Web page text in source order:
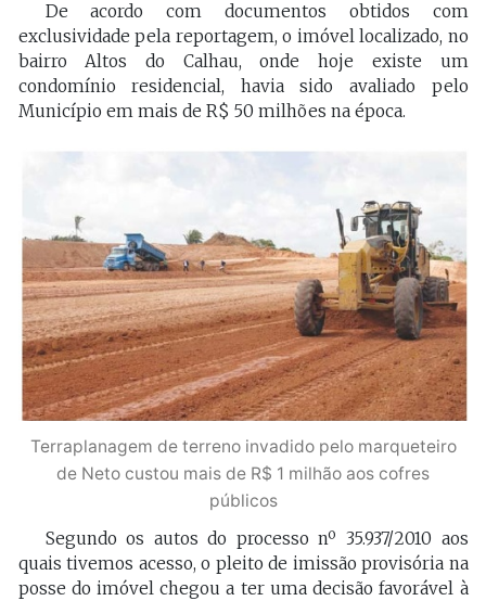
De acordo com documentos obtidos com
exclusividade pela reportagem, o imóvel localizado, no
bairro Altos do Calhau, onde hoje existe um
condomínio residencial, havia sido avaliado pelo
Município em mais de R$ 50 milhões na época.
Terraplanagem de terreno invadido pelo marqueteiro
de Neto custou mais de R$ 1 milhão aos cofres
públicos
Segundo os autos do processo nº 35.937/2010 aos
quais tivemos acesso, o pleito de imissão provisória na
posse do imóvel chegou a ter uma decisão favorável à